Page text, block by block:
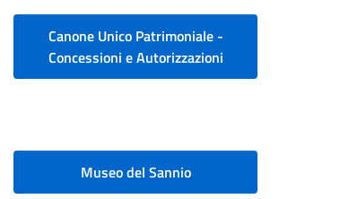
Canone Unico Patrimoniale -
Concessioni e Autorizzazioni
Museo del Sannio